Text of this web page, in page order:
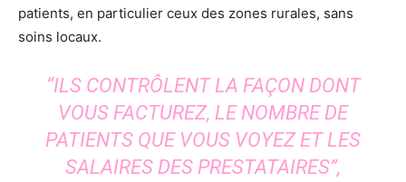
patients, en particulier ceux des zones rurales, sans
soins locaux.
“ILS CONTRÔLENT LA FAÇON DONT
VOUS FACTUREZ, LE NOMBRE DE
PATIENTS QUE VOUS VOYEZ ET LES
SALAIRES DES PRESTATAIRES”,